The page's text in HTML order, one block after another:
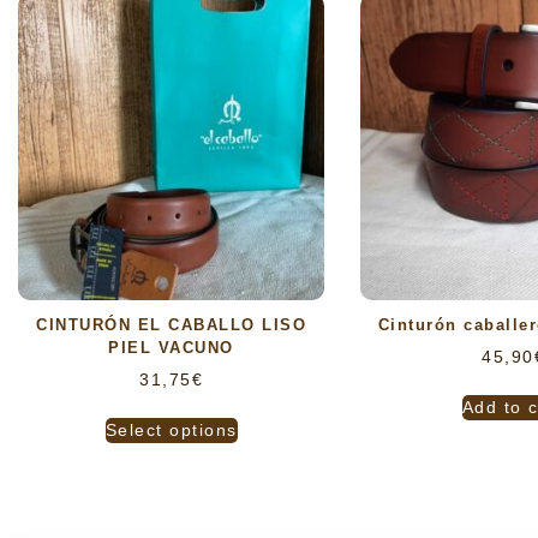
CINTURÓN EL CABALLO LISO
PIEL VACUNO
31,75€
Select options
Cinturón
45,90
Add to